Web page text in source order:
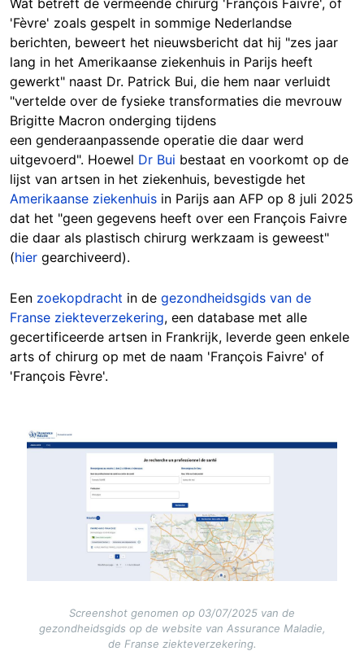
'Fèvre' zoals gespelt in sommige Nederlandse
berichten, beweert het nieuwsbericht dat hij "zes jaar
lang in het Amerikaanse ziekenhuis in Parijs heeft
gewerkt" naast Dr. Patrick Bui, die hem naar verluidt
"vertelde over de fysieke transformaties die mevrouw
Brigitte Macron onderging tijdens
een genderaanpassende operatie die daar werd
uitgevoerd". Hoewel Dr Bui bestaat en voorkomt op de
lijst van artsen in het ziekenhuis, bevestigde het
Amerikaanse ziekenhuis in Parijs aan AFP op 8 juli 2025
dat het "geen gegevens heeft over een François Faivre
die daar als plastisch chirurg werkzaam is geweest"
(hier gearchiveerd).
Een zoekopdracht in de gezondheidsgids van de
Franse ziekteverzekering, een database met alle
gecertificeerde artsen in Frankrijk, leverde geen enkele
arts of chirurg op met de naam 'François Faivre' of
'François Fèvre'.
Image
Screenshot genomen op 03/07/2025 van de
gezondheidsgids op de website van Assurance Maladie,
de Franse ziekteverzekering.